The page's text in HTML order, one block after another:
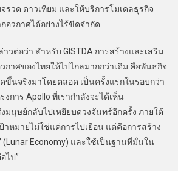
รวด ดาวเทียม และให้บริการโมเดลธุรกิจ
อวกาศได้อย่างไร้ขีดจำกัด
ต่อว่า สำหรับ GISTDA การสร้างและเสริม
าศของไทยให้ไปไกลมากกว่าเดิม คือพันธกิจ
ขึ้นจริงมาโดยตลอด เป็นครั้งแรกในรอบกว่า
การ Apollo ที่เรากำลังจะได้เห็น
มนุษย์กลับไปเหยียบดวงจันทร์อีกครั้ง ภายใต้
าหมายไม่ใช่แค่การไปเยือน แต่คือการสร้าง
(Lunar Economy) และใช้เป็นฐานที่มั่นใน
ไป”